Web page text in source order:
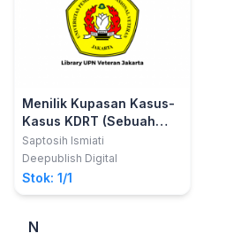
Menilik Kupasan Kasus-
Kasus KDRT (Sebuah
Kajian Yuridis Sosiologis)
Saptosih Ismiati
Deepublish Digital
Stok: 1/1
N